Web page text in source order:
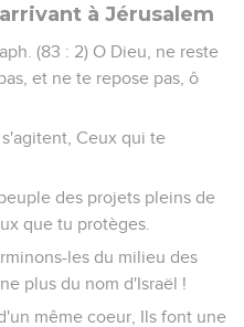
à Jérusalem
(83 : 2) O Dieu, ne reste
et ne te repose pas, ô
Ceux qui te
des projets pleins de
que tu protèges.
les du milieu des
plus du nom d'Israël !
même coeur, Ils font une